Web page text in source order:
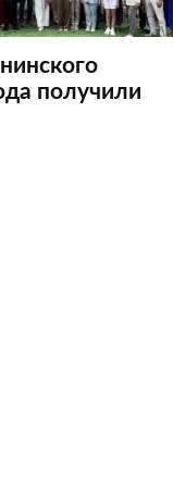
получили